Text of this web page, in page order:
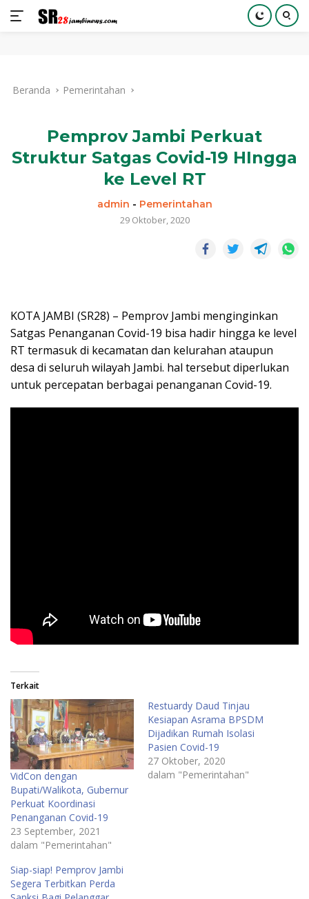
kontenBeranda Pemerintahan
Pemprov Jambi Perkuat
Struktur Satgas Covid-19 HIngga
ke Level RT
admin - Pemerintahan
29 Oktober, 2020
KOTA JAMBI (SR28) – Pemprov Jambi menginginkan
Satgas Penanganan Covid-19 bisa hadir hingga ke level
RT termasuk di kecamatan dan kelurahan ataupun
desa di seluruh wilayah Jambi. hal tersebut diperlukan
untuk percepatan berbagai penanganan Covid-19.
Terkait
VidCon dengan
Bupati/Walikota, Gubernur
Perkuat Koordinasi
Penanganan Covid-19
23 September, 2021
dalam "Pemerintahan"
Restuardy Daud Tinjau
Kesiapan Asrama BPSDM
Dijadikan Rumah Isolasi
Pasien Covid-19
27 Oktober, 2020
dalam "Pemerintahan"
Siap-siap! Pemprov Jambi
Segera Terbitkan Perda